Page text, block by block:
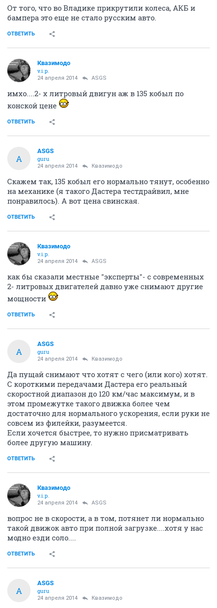
От того, что во Владике прикрутили колеса, АКБ и
бампера это еще не стало русским авто.
ОТВЕТИТЬ
Квазимодо
v.i.p.
24 апреля 2014 ASGS
имхо....2- х литровый двигун аж в 135 кобыл по
конской цене
ОТВЕТИТЬ
A
ASGS
guru
24 апреля 2014 Квазимодо
Скажем так, 135 кобыл его нормально тянут, особенно
на механике (я такого Дастера тестдрайвил, мне
понравилось). А вот цена свинская.
ОТВЕТИТЬ
Квазимодо
v.i.p.
24 апреля 2014 ASGS
как бы сказали местные "эксперты"- с современных
2- литровых двигателей давно уже снимают другие
мощности
ОТВЕТИТЬ
A
ASGS
guru
24 апреля 2014 Квазимодо
Да пущай снимают что хотят с чего (или кого) хотят.
С короткими передачами Дастера его реальный
скоростной диапазон до 120 км/час максимум, и в
этом промежутке такого движка более чем
достаточно для нормального ускорения, если руки не
совсем из филейки, разумеется.
Если хочется быстрее, то нужно присматривать
более другую машину.
ОТВЕТИТЬ
Квазимодо
v.i.p.
24 апреля 2014 ASGS
вопрос не в скорости, а в том, потянет ли нормально
такой движок авто при полной загрузке....хотя у нас
модно езди соло....
ОТВЕТИТЬ
A
ASGS
guru
24 апреля 2014 Квазимодо